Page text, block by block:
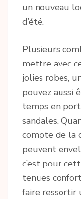
un nouveau
d’été.
Plusieurs
mettre avec
jolies robes,
pouvez aussi
temps en
sandales.
compte de la
peuvent
c’est pour
tenues
faire ressortir